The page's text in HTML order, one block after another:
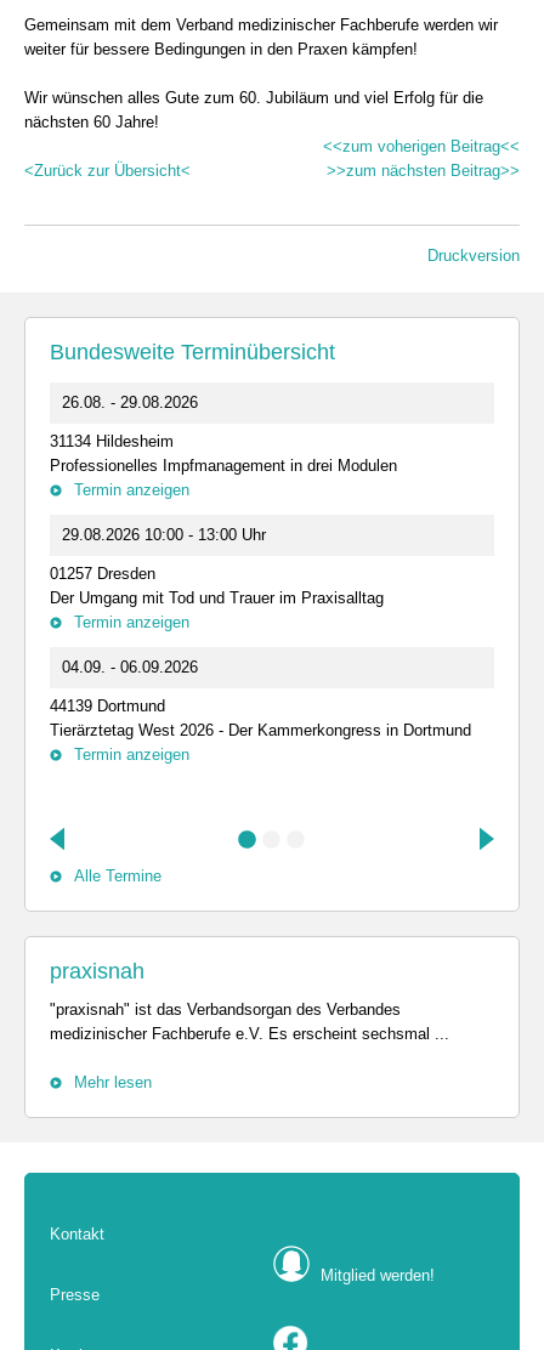
Gemeinsam mit dem Verband medizinischer Fachberufe werden wir
weiter für bessere Bedingungen in den Praxen kämpfen!
Wir wünschen alles Gute zum 60. Jubiläum und viel Erfolg für die
nächsten 60 Jahre!
<<zum voherigen Beitrag<<
>>zum nächsten Beitrag>>
<Zurück zur Übersicht<
Druckversion
Bundesweite Terminübersicht
26.08. - 29.08.2026
31134 Hildesheim
Professionelles Impfmanagement in drei Modulen
Termin anzeigen
29.08.2026 10:00 - 13:00 Uhr
01257 Dresden
Der Umgang mit Tod und Trauer im Praxisalltag
Termin anzeigen
04.09. - 06.09.2026
44139 Dortmund
Tierärztetag West 2026 - Der Kammerkongress in Dortmund
Termin anzeigen
Alle Termine
praxisnah
"praxisnah" ist das Verbandsorgan des Verbandes
medizinischer Fachberufe e.V. Es erscheint sechsmal ...
Mehr lesen
Kontakt
Presse
Mitglied werden!